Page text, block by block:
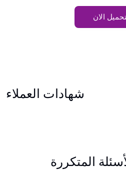
الان
شهادات العملاء